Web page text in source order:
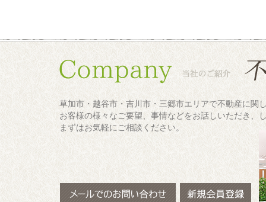
草加市・越谷市・吉川市・三郷市エリアで不動産に関
お客様の様々なご要望、事情などをお話しいただき、
まずはお気軽にご相談ください。